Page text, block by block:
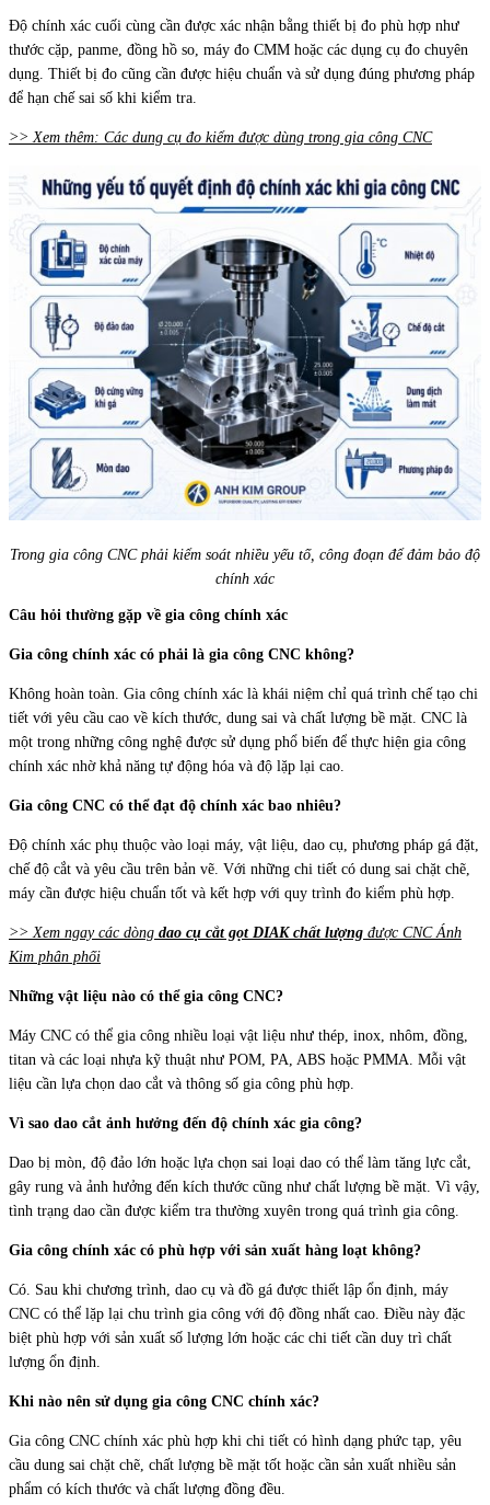
Độ chính xác cuối cùng cần được xác nhận bằng thiết bị đo phù hợp như
thước cặp, panme, đồng hồ so, máy đo CMM hoặc các dụng cụ đo chuyên
dụng. Thiết bị đo cũng cần được hiệu chuẩn và sử dụng đúng phương pháp
để hạn chế sai số khi kiểm tra.
>> Xem thêm: Các dung cụ đo kiểm được dùng trong gia công CNC
Trong gia công CNC phải kiểm soát nhiều yếu tố, công đoạn để đảm bảo độ
chính xác
Câu hỏi thường gặp về gia công chính xác
Gia công chính xác có phải là gia công CNC không?
Không hoàn toàn. Gia công chính xác là khái niệm chỉ quá trình chế tạo chi
tiết với yêu cầu cao về kích thước, dung sai và chất lượng bề mặt. CNC là
một trong những công nghệ được sử dụng phổ biến để thực hiện gia công
chính xác nhờ khả năng tự động hóa và độ lặp lại cao.
Gia công CNC có thể đạt độ chính xác bao nhiêu?
Độ chính xác phụ thuộc vào loại máy, vật liệu, dao cụ, phương pháp gá đặt,
chế độ cắt và yêu cầu trên bản vẽ. Với những chi tiết có dung sai chặt chẽ,
máy cần được hiệu chuẩn tốt và kết hợp với quy trình đo kiểm phù hợp.
>> Xem ngay các dòng dao cụ cắt gọt DIAK chất lượng được CNC Ánh
Kim phân phối
Những vật liệu nào có thể gia công CNC?
Máy CNC có thể gia công nhiều loại vật liệu như thép, inox, nhôm, đồng,
titan và các loại nhựa kỹ thuật như POM, PA, ABS hoặc PMMA. Mỗi vật
liệu cần lựa chọn dao cắt và thông số gia công phù hợp.
Vì sao dao cắt ảnh hưởng đến độ chính xác gia công?
Dao bị mòn, độ đảo lớn hoặc lựa chọn sai loại dao có thể làm tăng lực cắt,
gây rung và ảnh hưởng đến kích thước cũng như chất lượng bề mặt. Vì vậy,
tình trạng dao cần được kiểm tra thường xuyên trong quá trình gia công.
Gia công chính xác có phù hợp với sản xuất hàng loạt không?
Có. Sau khi chương trình, dao cụ và đồ gá được thiết lập ổn định, máy
CNC có thể lặp lại chu trình gia công với độ đồng nhất cao. Điều này đặc
biệt phù hợp với sản xuất số lượng lớn hoặc các chi tiết cần duy trì chất
lượng ổn định.
Khi nào nên sử dụng gia công CNC chính xác?
Gia công CNC chính xác phù hợp khi chi tiết có hình dạng phức tạp, yêu
cầu dung sai chặt chẽ, chất lượng bề mặt tốt hoặc cần sản xuất nhiều sản
phẩm có kích thước và chất lượng đồng đều.